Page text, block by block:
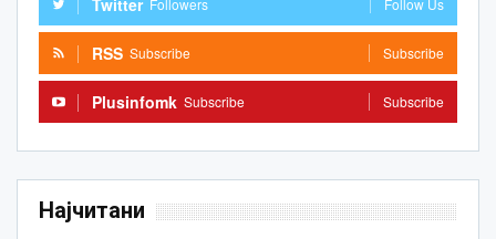
Twitter Followers Follow Us
RSS Subscribe Subscribe
Plusinfomk Subscribe Subscribe
Најчитани